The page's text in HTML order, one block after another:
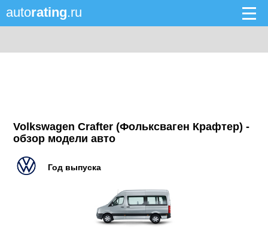
autorating.ru
Volkswagen Crafter (Фольксваген Крафтер) -
обзор модели авто
Год выпуска